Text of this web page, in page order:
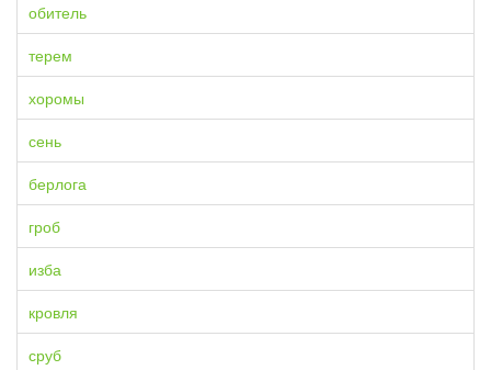
обитель
терем
хоромы
сень
берлога
гроб
изба
кровля
сруб